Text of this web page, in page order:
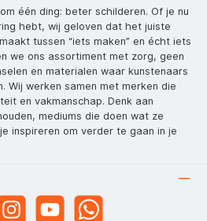
één ding: beter schilderen. Of je nu
hebt, wij geloven dat het juiste
tussen “iets maken” en écht iets
we ons assortiment met zorg, geen
en materialen waar kunstenaars
Wij werken samen met merken die
en vakmanschap. Denk aan
mediums die doen wat ze
inspireren om verder te gaan in je